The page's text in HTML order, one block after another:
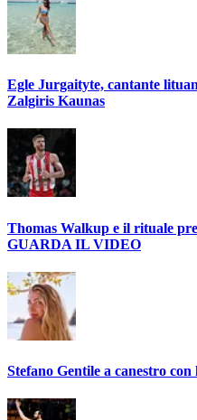
Egle Jurgaityte, cantante
Zalgiris Kaunas
Thomas Walkup e il rituale
GUARDA IL VIDEO
Stefano Gentile a canestro con